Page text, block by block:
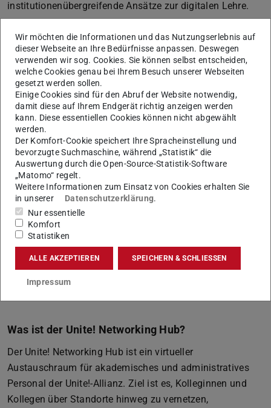
institutionenübergreifende Ansätze zur digitalen Lehre.
Datum: 16. Dezember 2025
Uhrzeit: 13:00–14:00 Uhr (MEZ)
Information & Anmeldung.
Gastgeber:in im Networking Hub werden
Der Unite! Networking Hub steht allen Mitarbeitenden und
Lehrenden der Unite!-Partneruniversitäten offen. Gesucht
werden Themen, Herausforderungen oder Beispiele guter
Praxis, die im Allianzkontext von Interesse sind. Eine
eigene Session bietet die Möglichkeit, zur Diskussion
einzuladen, kollegiale Impulse zu geben und zur
europäischen Zusammenarbeit beizutragen.
Vorschläge können über das
Formular eingereicht werden. Das Organisationsteam
prüft alle Einreichungen und unterstützt ausgewählte
Gastgeber:innen bei Planung und Umsetzung.
Was ist der Unite! Networking Hub?
Der Unite! Networking Hub ist ein virtueller
Austauschraum für akademisches und administratives
Personal der Unite!-Allianz. Ziel ist es, Kolleginnen und
Kollegen über Standorte hinweg zu vernetzen,
Wir möchten die Informationen und das Nutzungserlebnis auf
dieser Webseite an Ihre Bedürfnisse anpassen. Deswegen
verwenden wir sog. Cookies. Sie können selbst entscheiden,
welche Cookies genau bei Ihrem Besuch unserer Webseiten
gesetzt werden sollen.
Einige Cookies sind für den Abruf der Website notwendig,
damit diese auf Ihrem Endgerät richtig anzeigen werden
kann. Diese essentiellen Cookies können nicht abgewählt
werden.
Der Komfort-Cookie speichert Ihre Spracheinstellung und
bevorzugte Suchmaschine, während „Statistik“ die
Auswertung durch die Open-Source-Statistik-Software
„Matomo“ regelt.
Weitere Informationen zum Einsatz von Cookies erhalten Sie
in unserer
Datenschutzerklärung.
Nur essentielle
Komfort
Statistiken
ALLE AKZEPTIEREN SPEICHERN & SCHLIESSEN
Impressum